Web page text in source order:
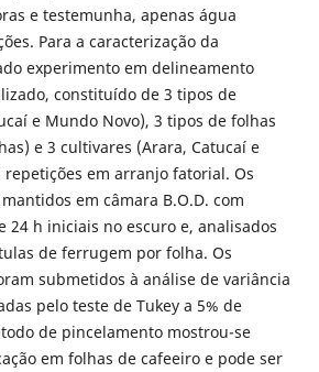
e testemunha, apenas água
Para a caracterização da
experimento em delineamento
constituído de 3 tipos de
e Mundo Novo), 3 tipos de folhas
e 3 cultivares (Arara, Catucaí e
repetições em arranjo fatorial. Os
em câmara B.O.D. com
24 h iniciais no escuro e, analisados
de ferrugem por folha. Os
submetidos à análise de variância
pelo teste de Tukey a 5% de
de pincelamento mostrou-se
em folhas de cafeeiro e pode ser